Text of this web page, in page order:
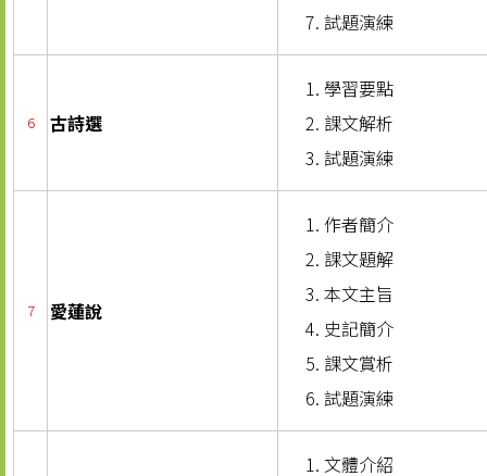
試題演練
6 古詩選
學習要點
課文解析
試題演練
7 愛蓮說
作者簡介
課文題解
本文主旨
史記簡介
課文賞析
試題演練
文體介紹